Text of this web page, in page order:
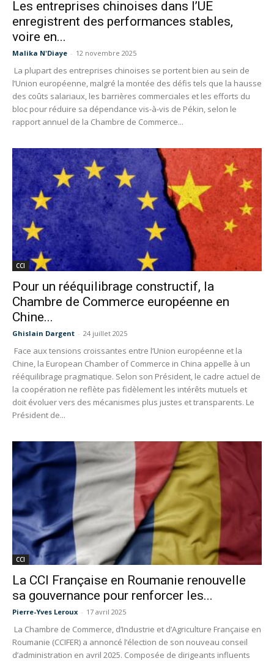
Les entreprises chinoises dans l’UE
enregistrent des performances stables,
voire en...
Malika N'Diaye - 12 novembre 2025
La plupart des entreprises chinoises se portent bien au sein de
l’Union européenne, malgré la montée des défis tels que la hausse
des coûts salariaux, les barrières commerciales et les efforts du
bloc pour réduire sa dépendance vis-à-vis de Pékin, selon le
rapport annuel de la Chambre de Commerce...
CCI
Pour un rééquilibrage constructif, la
Chambre de Commerce européenne en
Chine...
Ghislain Dargent - 24 juillet 2025
Face aux tensions croissantes entre l’Union européenne et la
Chine, la European Chamber of Commerce in China appelle à un
rééquilibrage pragmatique. Selon son Président, le cadre actuel de
la coopération ne reflète pas fidèlement les intérêts mutuels et
doit évoluer vers des mécanismes plus justes et transparents. Le
Président de...
CCI
La CCI Française en Roumanie renouvelle
sa gouvernance pour renforcer les...
Pierre-Yves Leroux - 17 avril 2025
La Chambre de Commerce, d’Industrie et d’Agriculture Française en
Roumanie (CCIFER) a annoncé l’élection de son nouveau conseil
d’administration en avril 2025. Composée de dirigeants influents